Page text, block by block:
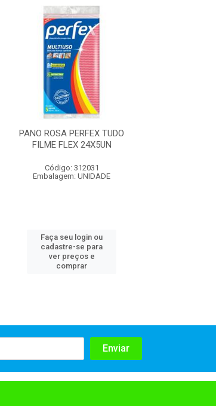
PANO ROSA PERFEX TUDO
FILME FLEX 24X5UN
Código: 312031
Embalagem: UNIDADE
Faça seu login ou
cadastre-se para
ver preços e
comprar